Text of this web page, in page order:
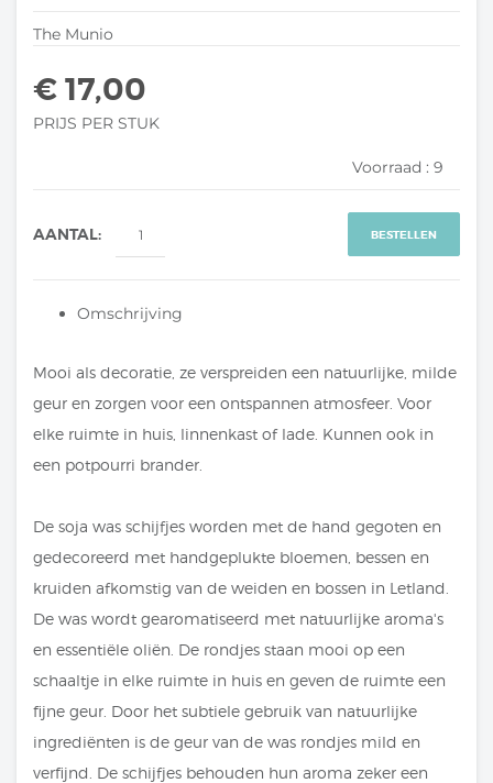
The Munio
€ 17,00
PRIJS PER STUK
Voorraad : 9
AANTAL: BESTELLEN
Omschrijving
Mooi als decoratie, ze verspreiden een natuurlijke, milde
geur en zorgen voor een ontspannen atmosfeer. Voor
elke ruimte in huis, linnenkast of lade. Kunnen ook in
een potpourri brander.
De soja was schijfjes worden met de hand gegoten en
gedecoreerd met handgeplukte bloemen, bessen en
kruiden afkomstig van de weiden en bossen in Letland.
De was wordt gearomatiseerd met natuurlijke aroma's
en essentiële oliën. De rondjes staan mooi op een
schaaltje in elke ruimte in huis en geven de ruimte een
fijne geur. Door het subtiele gebruik van natuurlijke
ingrediënten is de geur van de was rondjes mild en
verfijnd. De schijfjes behouden hun aroma zeker een